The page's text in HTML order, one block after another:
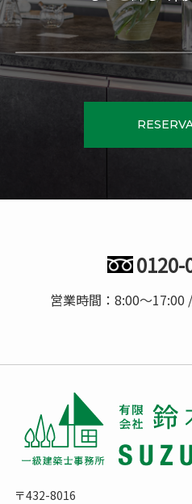
0120-
営業時間：8:00〜17:00
〒432-8016